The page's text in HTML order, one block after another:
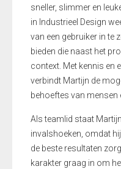
sneller, slimmer en
in Industrieel Design
van een gebruiker in te
bieden die naast het
context. Met kennis en
verbindt Martijn de
behoeftes van mensen
Als teamlid staat
invalshoeken, omdat
de beste resultaten
karakter graag in om